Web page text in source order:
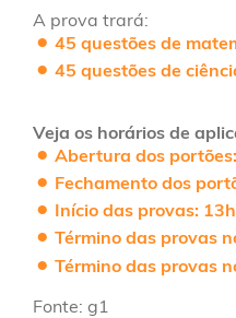
A prova trará:
45 questões de
45 questões de
Veja os horários de
Abertura dos portões:
Fechamento dos
Início das provas:
Término das provas
Término das provas
Fonte: g1